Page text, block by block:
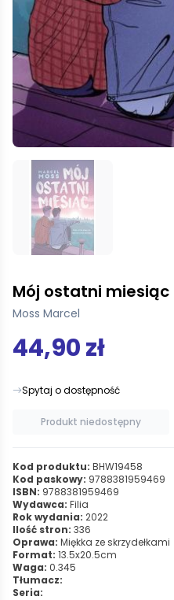
Mój ostatni miesiąc
Moss Marcel
44,90 zł
Spytaj o dostępność
Produkt niedostępny
Kod produktu: BHW19458
Kod paskowy: 9788381959469
ISBN: 9788381959469
Wydawca: Filia
Rok wydania: 2022
Ilość stron: 336
Oprawa: Miękka ze skrzydełkami
Format: 13.5x20.5cm
Waga: 0.345
Tłumacz:
Seria: